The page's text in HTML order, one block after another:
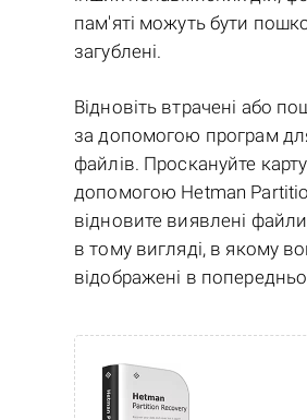
пам'яті можуть бути
загублені.
Відновіть втрачені або
за допомогою програм
файлів. Проскануйте
допомогою Hetman
відновите виявлені
в тому вигляді, в якому
відображені в